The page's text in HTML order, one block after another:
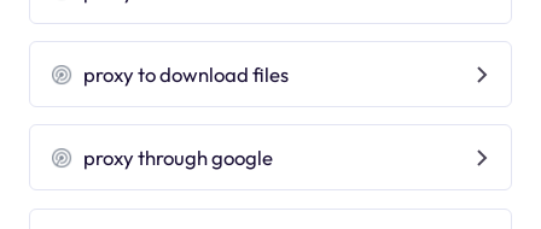
proxy to download files
proxy through google